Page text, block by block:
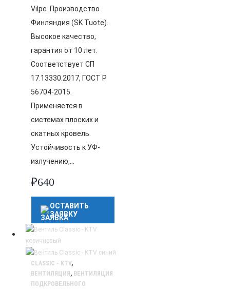
Vilpe. Производство
Финляндия (SK Tuote).
Высокое качество,
гарантия от 10 лет.
Соответствует СП
17.13330.2017, ГОСТ Р
56704-2015.
Применяется в
системах плоских и
скатных кровель.
Устойчивость к УФ-
излучению,…
₽640
ОСТАВИТЬ
ЗАЯВКУ
CLASSIC - KTV,
ВЕНТИЛЯЦИЯ , ВЕНТИЛЯЦИЯ
ПОДКРОВЕЛЬНОГО